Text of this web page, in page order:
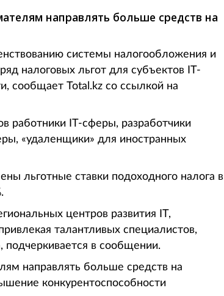
направлять больше средств на
системы налогообложения и
налоговых льгот для субъектов IT-
сообщает Total.kz со ссылкой на
работники IT-сферы, разработчики
«удаленщики» для иностранных
льготные ставки подоходного налога в
центров развития IT,
талантливых специалистов,
подчеркивается в сообщении.
направлять больше средств на
конкурентоспособности